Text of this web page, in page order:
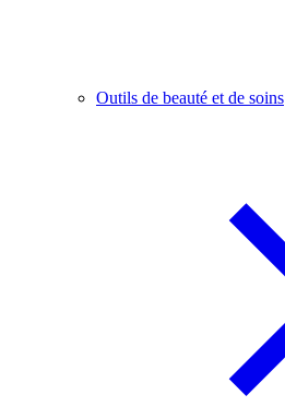
Outils de beauté et de soins